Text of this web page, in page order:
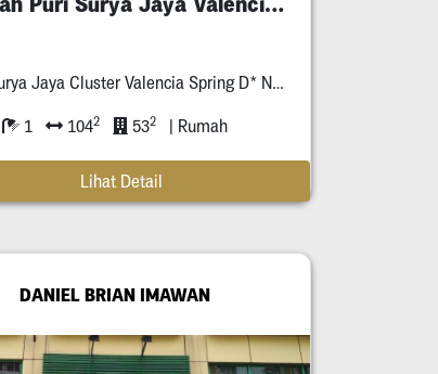
Puri Surya Jaya Cluster Valencia Spring D* No. *
1 1042 532 | Rumah
Lihat Detail
DANIEL BRIAN IMAWAN